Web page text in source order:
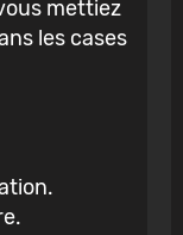
mettiez
les cases